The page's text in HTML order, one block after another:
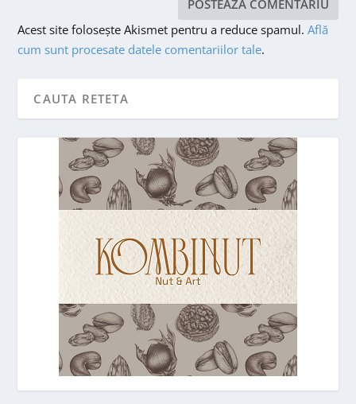
Acest site folosește Akismet pentru a reduce spamul.Află
cum sunt procesate datele comentariilor tale.